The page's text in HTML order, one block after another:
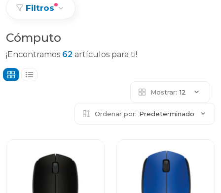
Filtros
Cómputo
¡Encontramos 62 artículos para ti!
Mostrar: 12
Ordenar por: Predeterminado